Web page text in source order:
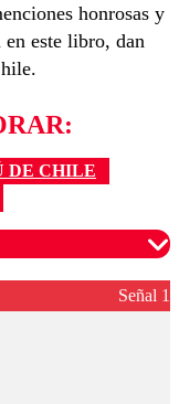
honrosas y
en este libro, dan
DE CHILE
garantizar un
Señal 1